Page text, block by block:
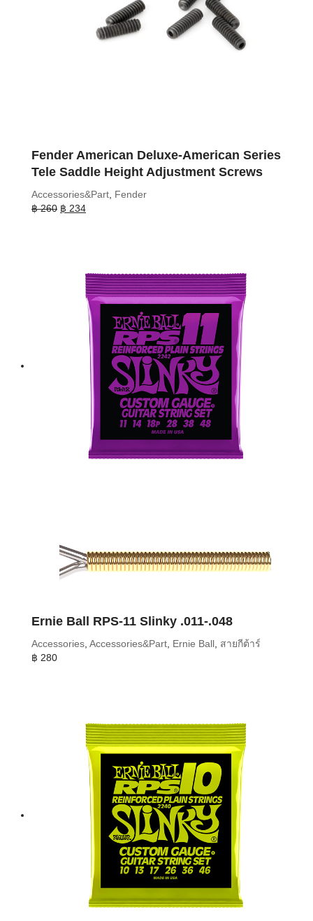
Fender American Deluxe-American Series
Tele Saddle Height Adjustment Screws
Accessories&Part, Fender
฿260 Original
฿ 234Current
Ernie Ball RPS-11 Slinky .011-.048
Accessories, Accessories&Part, Ernie Ball, สายกีต้าร์
฿ 280